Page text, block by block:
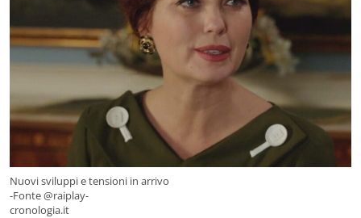
Nuovi sviluppi e tensioni in arrivo
-Fonte @raiplay-
cronologia.it